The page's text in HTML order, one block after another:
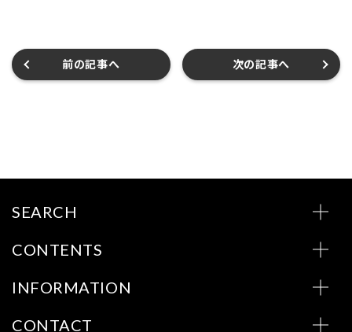
前の記事へ 次の記事へ
SEARCH
CONTENTS
INFORMATION
CONTACT